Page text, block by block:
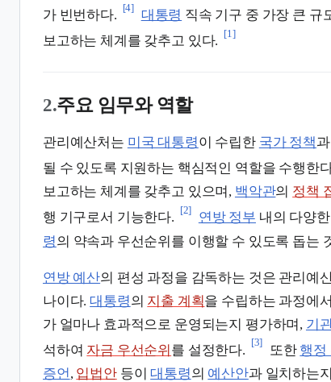
가 빈번하다.
[4]
대통령 직속 기구 중 가장 큰 규
보고하는 체계를 갖추고 있다.
[1]
2.주요 임무와 역할
관리예산처는 미국 대통령이 수립한 국가 정책과
될 수 있도록 지원하는 핵심적인 역할을 수행한
보고하는 체계를 갖추고 있으며, 백악관의 정책
행 기구로서 기능한다.
[2]
연방 정부 내의 다양한
령의 약속과 우선순위를 이행할 수 있도록 돕는
연방 예산의 편성 과정을 감독하는 것은 관리예
나이다.대통령의 지출 계획을 수립하는 과정에
가 얼마나 효과적으로 운영되는지 평가하며, 기
석하여 자금 우선순위 를 설정한다.
[3]
또한 행정
증언 , 입법안등이대통령의 예산안과 일치하는